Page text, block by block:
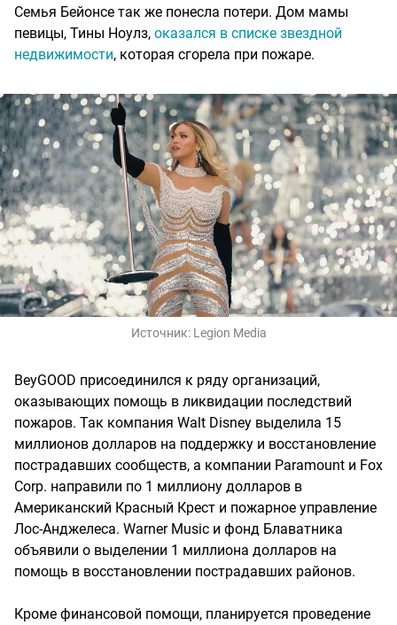
Семья Бейонсе так же понесла потери. Дом мамы
певицы, Тины Ноулз, оказался в списке звездной
недвижимости, которая сгорела при пожаре.
Источник: Legion Media
BeyGOOD присоединился к ряду организаций,
оказывающих помощь в ликвидации последствий
пожаров. Так компания Walt Disney выделила 15
миллионов долларов на поддержку и восстановление
пострадавших сообществ, а компании Paramount и Fox
Corp. направили по 1 миллиону долларов в
Американский Красный Крест и пожарное управление
Лос-Анджелеса. Warner Music и фонд Блаватника
объявили о выделении 1 миллиона долларов на
помощь в восстановлении пострадавших районов.
Кроме финансовой помощи, планируется проведение